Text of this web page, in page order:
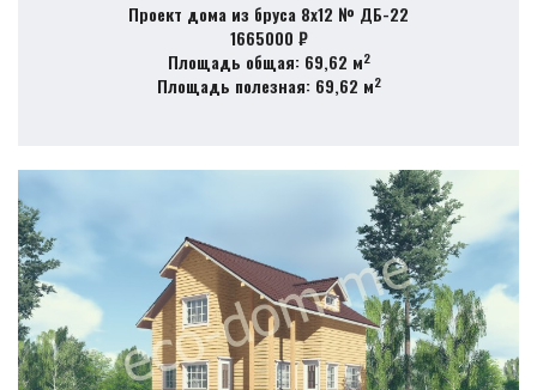
Проект дома из бруса 8х12 № ДБ-22
1665000 ₽
Площадь общая: 69,62 м2
Площадь полезная: 69,62 м2